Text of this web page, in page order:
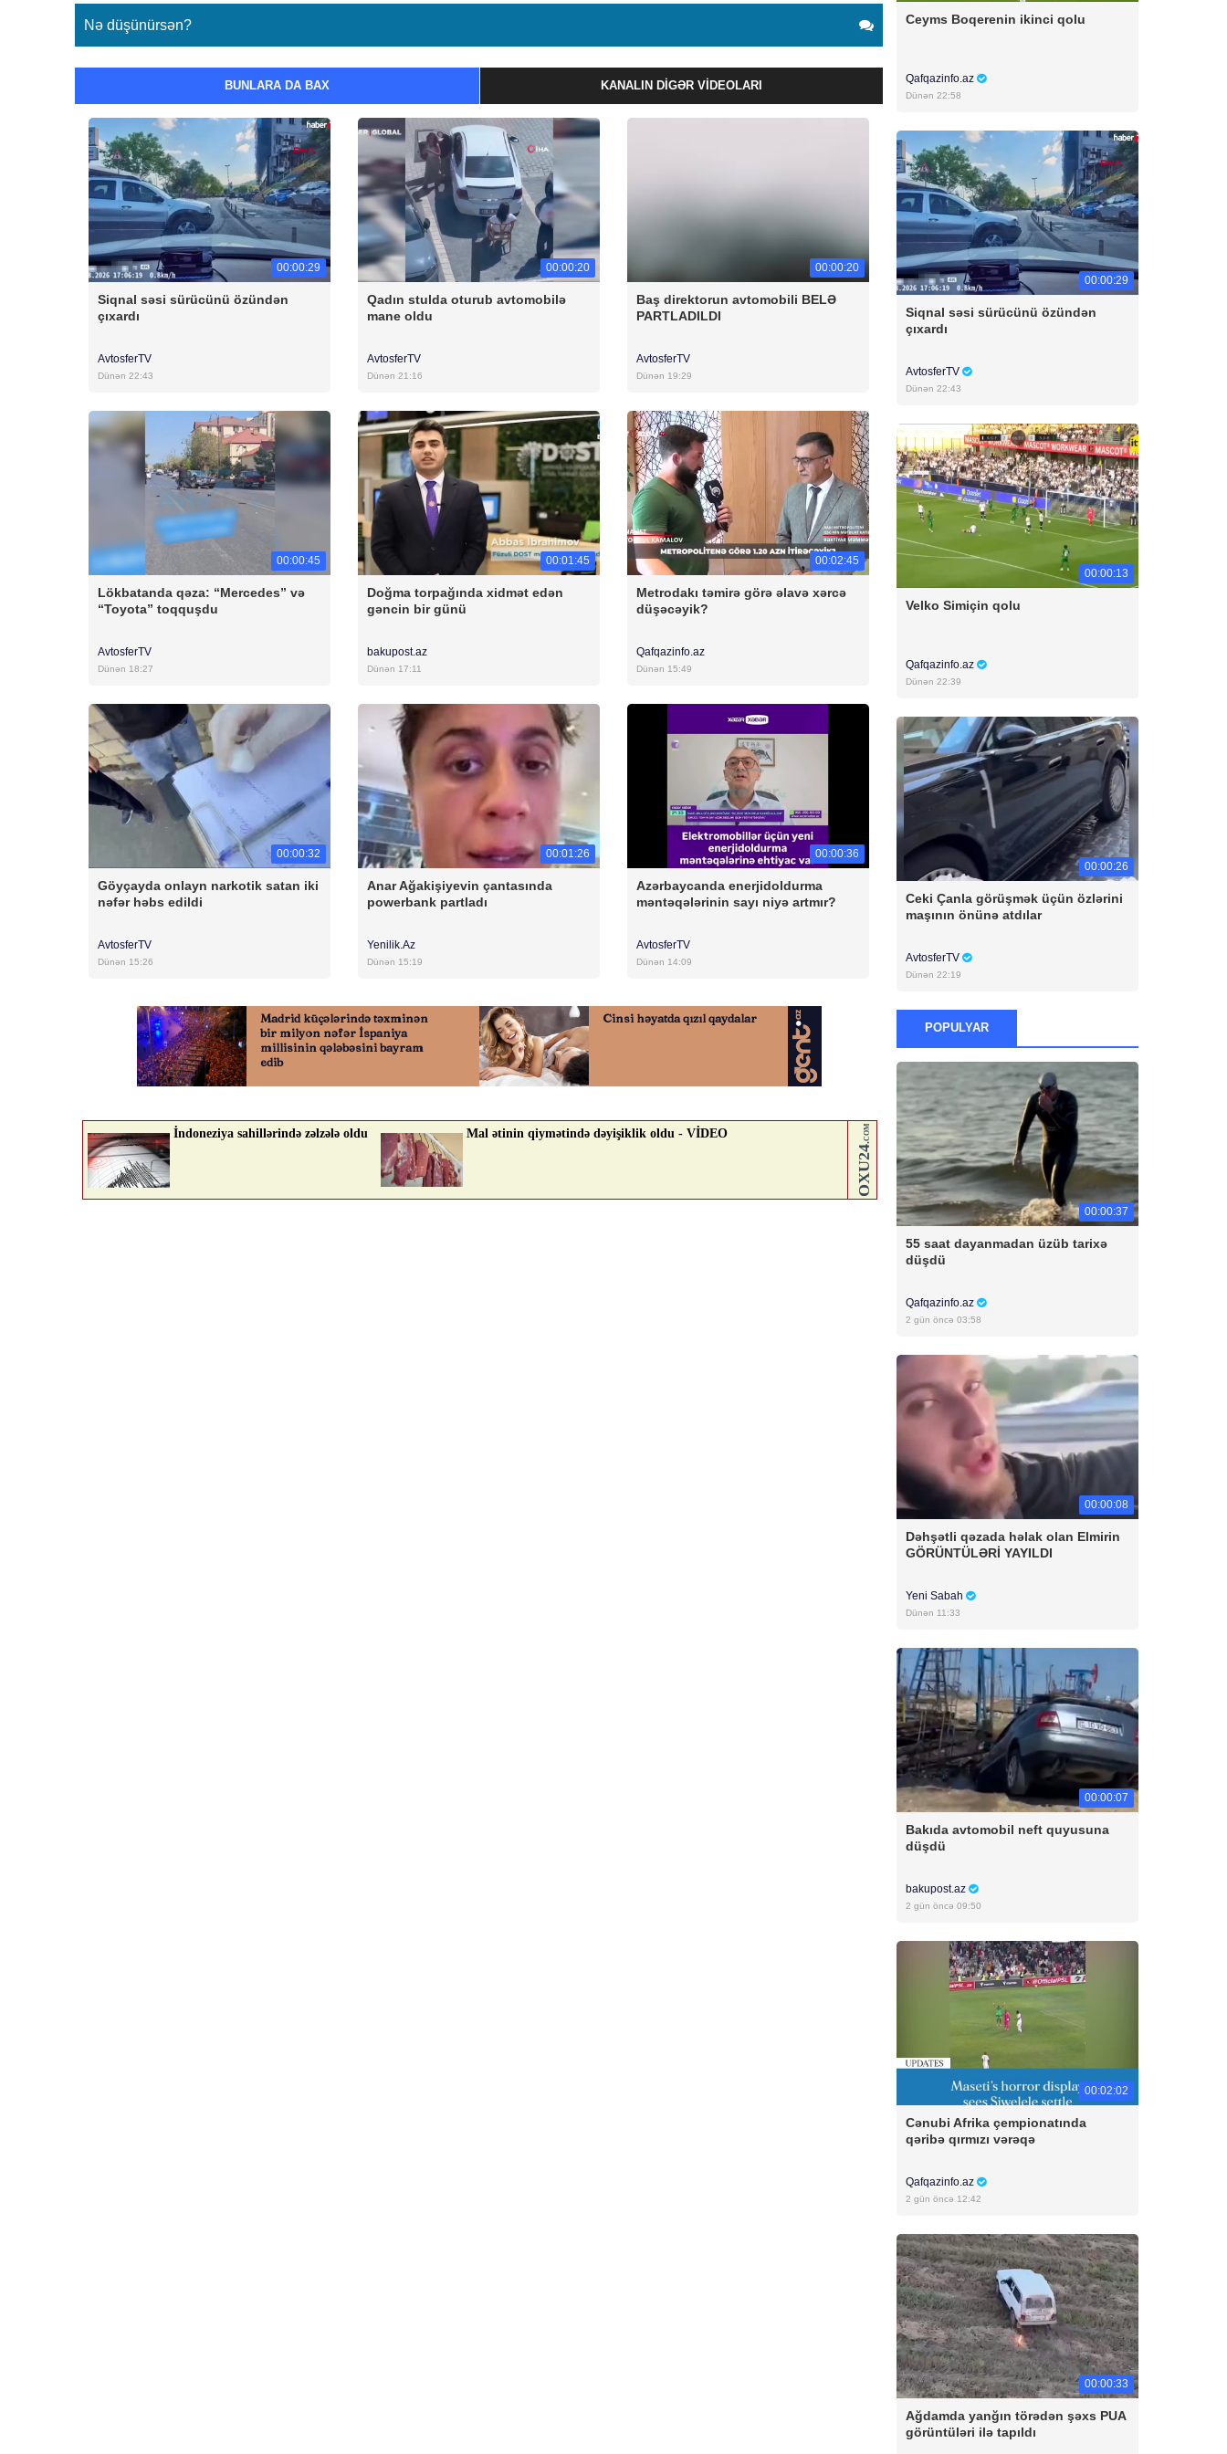
Nə düşünürsən?
BUNLARA DA BAX KANALIN DIGƏR VIDEOLARI
00:00:29
Siqnal səsi sürücünü özündən
çıxardı
AvtosferTV
Dünən 22:43
00:00:20
Qadın stulda oturub avtomobilə
mane oldu
AvtosferTV
Dünən 21:16
00:00:20
Baş direktorun avtomobili BELƏ
PARTLADILDI
AvtosferTV
Dünən 19:29
00:00:45
Lökbatanda qəza: “Mercedes” və
“Toyota” toqquşdu
AvtosferTV
Dünən 18:27
00:01:45
Doğma torpağında xidmət edən
gəncin bir günü
bakupost.az
Dünən 17:11
00:02:45
Metrodakı təmirə görə əlavə xərcə
düşəcəyik?
Qafqazinfo.az
Dünən 15:49
00:00:32
Göyçayda onlayn narkotik satan iki
nəfər həbs edildi
AvtosferTV
Dünən 15:26
00:01:26
Anar Ağakişiyevin çantasında
powerbank partladı
Yenilik.Az
Dünən 15:19
00:00:36
Azərbaycanda enerjidoldurma
məntəqələrinin sayı niyə artmır?
AvtosferTV
Dünən 14:09
Ceyms Boqerenin ikinci qolu
Qafqazinfo.az
Dünən 22:58
00:00:29
Siqnal səsi sürücünü özündən
çıxardı
AvtosferTV
Dünən 22:43
00:00:13
Velko Simiçin qolu
Qafqazinfo.az
Dünən 22:39
00:00:26
Ceki Çanla görüşmək üçün özlərini
maşının önünə atdılar
AvtosferTV
Dünən 22:19
POPULYAR
00:00:37
55 saat dayanmadan üzüb tarixə
düşdü
Qafqazinfo.az
2 gün öncə 03:58
00:00:08
Dəhşətli qəzada həlak olan Elmirin
GÖRÜNTÜLƏRİ YAYILDI
Yeni Sabah
Dünən 11:33
00:00:07
Bakıda avtomobil neft quyusuna
düşdü
bakupost.az
2 gün öncə 09:50
00:02:02
Cənubi Afrika çempionatında
qəribə qırmızı vərəqə
Qafqazinfo.az
2 gün öncə 12:42
00:00:33
Ağdamda yanğın törədən şəxs PUA
görüntüləri ilə tapıldı